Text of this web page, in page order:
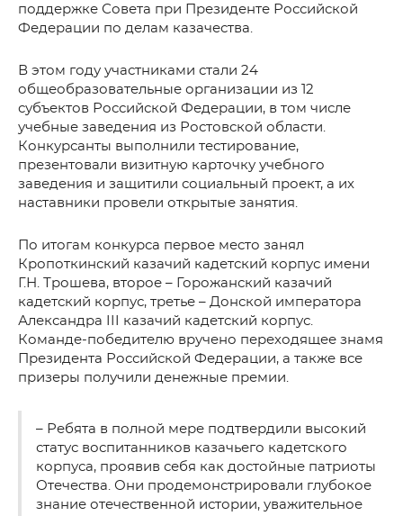
поддержке Совета при Президенте Российской
Федерации по делам казачества.
В этом году участниками стали 24
общеобразовательные организации из 12
субъектов Российской Федерации, в том числе
учебные заведения из Ростовской области.
Конкурсанты выполнили тестирование,
презентовали визитную карточку учебного
заведения и защитили социальный проект, а их
наставники провели открытые занятия.
По итогам конкурса первое место занял
Кропоткинский казачий кадетский корпус имени
Г.Н. Трошева, второе – Горожанский казачий
кадетский корпус, третье – Донской императора
Александра III казачий кадетский корпус.
Команде-победителю вручено переходящее знамя
Президента Российской Федерации, а также все
призеры получили денежные премии.
– Ребята в полной мере подтвердили высокий
статус воспитанников казачьего кадетского
корпуса, проявив себя как достойные патриоты
Отечества. Они продемонстрировали глубокое
знание отечественной истории, уважительное